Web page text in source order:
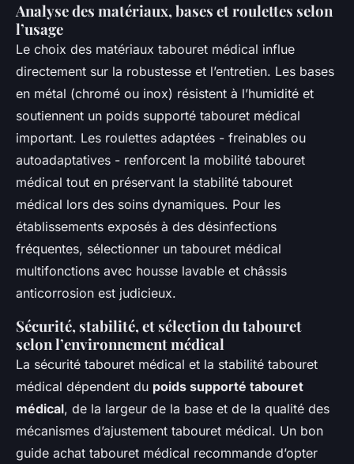
Analyse des matériaux, bases et roulettes selon
l’usage
Le choix des matériaux tabouret médical influe
directement sur la robustesse et l’entretien. Les bases
en métal (chromé ou inox) résistent à l’humidité et
soutiennent un poids supporté tabouret médical
important. Les roulettes adaptées - freinables ou
autoadaptatives - renforcent la mobilité tabouret
médical tout en préservant la stabilité tabouret
médical lors des soins dynamiques. Pour les
établissements exposés à des désinfections
fréquentes, sélectionner un tabouret médical
multifonctions avec housse lavable et châssis
anticorrosion est judicieux.
Sécurité, stabilité, et sélection du tabouret
selon l’environnement médical
La sécurité tabouret médical et la stabilité tabouret
médical dépendent du poids supporté tabouret
médical, de la largeur de la base et de la qualité des
mécanismes d’ajustement tabouret médical. Un bon
guide achat tabouret médical recommande d’opter